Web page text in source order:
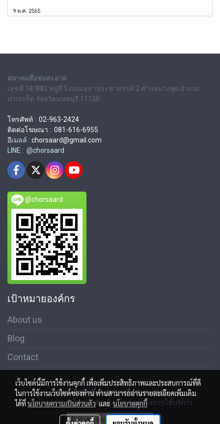
9 พ.ค. 2565
สมาคมสื่อช่อสะอาด
เลขที่ 18/882 หมู่ที่ 5 ถนนสุขาประชาสรรค์ 2 ตำบลบางพูด อำเภอ
ปากเกร็ด จังหวัดนนทบุรี 11120
โทรศัพท์ : 02-963-2424
ติดต่อโฆษณา : 081-616-6955
อีเมลล์ : chorsaard@gmail.com
LINE : @chorsaard
@chorsaard
เป้าหมายองค์กร
About us
Blog
Contact
สงวนลิขสิทธิ์ © สมาคมสื่อช่อสะอาด
นโนบายความเป็นส่วนตัว เงื่อนไขข้อตกลงการใช้บริการ
ผู้เข้าชมขณะนี้ 457
เว็บไซต์นี้มีการใช้งานคุกกี้ เพื่อเพิ่มประสิทธิภาพและประสบการณ์ที่ดี
ในการใช้งานเว็บไซต์ของท่าน ท่านสามารถอ่านรายละเอียดเพิ่มเติม
ได้ที่นโยบายความเป็นส่วนตัวและนโยบายคุกกี้